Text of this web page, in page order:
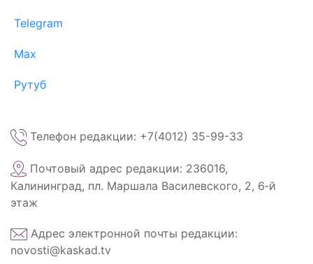
Telegram
Max
Рутуб
Телефон редакции: +7(4012) 35-99-33
Почтовый адрес редакции: 236016,
Калининград, пл. Маршала Василевского, 2, 6‑й
этаж
Адрес электронной почты редакции:
novosti@kaskad.tv